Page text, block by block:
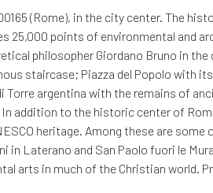
группы, мы дадим вам
услуги, чтобы
YOU HAVE READ THEPRIVACY POLICY
ДАННЫЕ НА МАРКЕТИНГОВАЯ
ЧТОБЫ УЛУЧШИТЬ ПРЕДЛОЖЕНИЕ
€
€
(Rome), in the city center. The
25,000 points of environmental and
philosopher Giordano Bruno in
staircase; Piazza del Popolo
argentina with the remains of
addition to the historic center of
heritage. Among these are
in Laterano and San Paolo fuori le
arts in much of the Christian world.